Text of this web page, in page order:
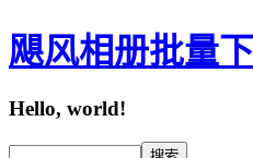
飓风相册批量
Hello, world!